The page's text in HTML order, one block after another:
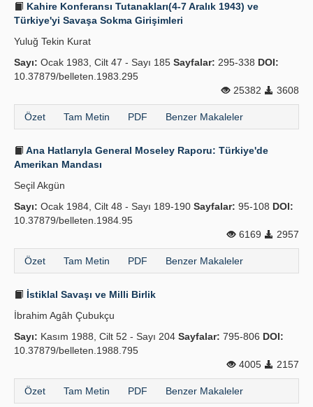
Kahire Konferansı Tutanakları(4-7 Aralık 1943) ve
Türkiye'yi Savaşa Sokma Girişimleri
Yuluğ Tekin Kurat
Sayı: Ocak 1983, Cilt 47 - Sayı 185 Sayfalar: 295-338 DOI:
10.37879/belleten.1983.295
25382
3608
Özet Tam Metin PDF Benzer Makaleler
Ana Hatlarıyla General Moseley Raporu: Türkiye'de
Amerikan Mandası
Seçil Akgün
Sayı: Ocak 1984, Cilt 48 - Sayı 189-190 Sayfalar: 95-108 DOI:
10.37879/belleten.1984.95
6169
2957
Özet Tam Metin PDF Benzer Makaleler
İstiklal Savaşı ve Milli Birlik
İbrahim Agâh Çubukçu
Sayı: Kasım 1988, Cilt 52 - Sayı 204 Sayfalar: 795-806 DOI:
10.37879/belleten.1988.795
4005
2157
Özet Tam Metin PDF Benzer Makaleler